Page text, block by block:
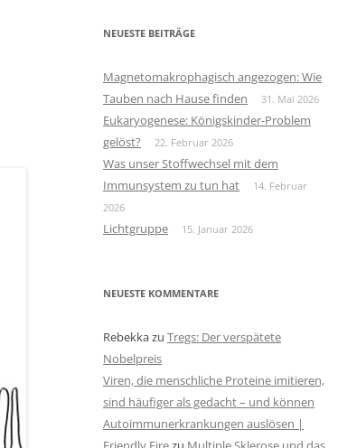
NEUESTE BEITRÄGE
Magnetomakrophagisch angezogen: Wie
Tauben nach Hause finden
31. Mai 2026
Eukaryogenese: Königskinder-Problem
gelöst?
22. Februar 2026
Was unser Stoffwechsel mit dem
Immunsystem zu tun hat
14. Februar
2026
Lichtgruppe 15. Januar 2026
NEUESTE KOMMENTARE
Rebekkazu Tregs: Der verspätete
Nobelpreis
Viren, die menschliche Proteine imitieren,
sind häufiger als gedacht – und können
Autoimmunerkrankungen auslösen |